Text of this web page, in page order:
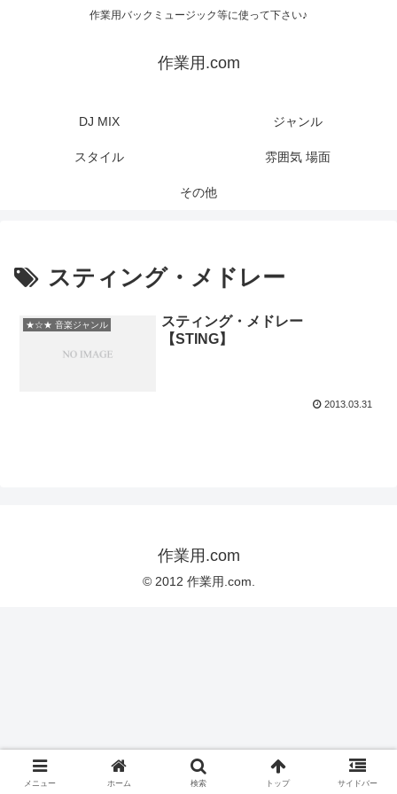
作業用バックミュージック等に使って下さい♪
作業用.com
DJ MIX ジャンル
スタイル 雰囲気 場面
その他
スティング・メドレー
★☆★ 音楽ジャンル
スティング・メドレー
【STING】
2013.03.31
作業用.com
© 2012 作業用.com.
メニュー ホーム 検索 トップ サイドバー